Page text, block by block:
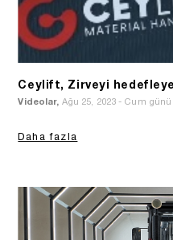
Ceylift, Zirveyi
Videolar, Ağu 25, 2023 - Cum günü
Daha fazla